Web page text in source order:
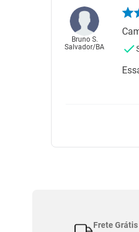
Bruno S.
Salvador/BA
Frete Grátis